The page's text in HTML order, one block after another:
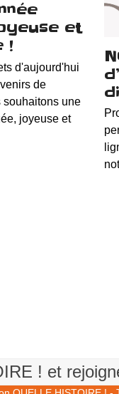
et
!
d'aujourd'hui
de
souhaitons une
joyeuse et
! et